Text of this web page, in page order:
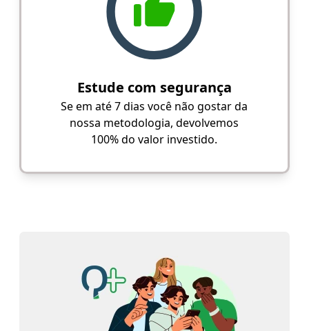
Estude com segurança
Se em até 7 dias você não gostar da
nossa metodologia, devolvemos
100% do valor investido.